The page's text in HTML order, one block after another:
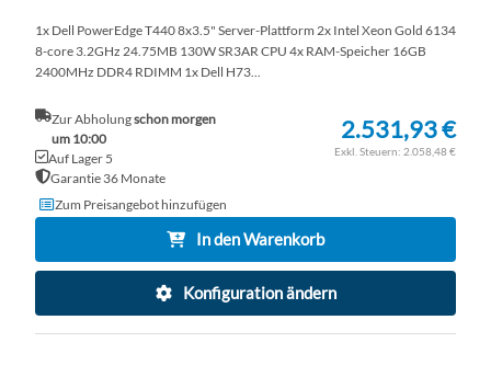
1x Dell PowerEdge T440 8x3.5" Server-Plattform 2x Intel Xeon Gold 6134
8-core 3.2GHz 24.75MB 130W SR3AR CPU 4x RAM-Speicher 16GB
2400MHz DDR4 RDIMM 1x Dell H73...
Zur Abholungschon morgen
um 10:00
Auf Lager 5
Garantie 36 Monate
2.531,93 €
2.058,48 €
Zum Preisangebot hinzufügen
In den Warenkorb
Konfiguration ändern